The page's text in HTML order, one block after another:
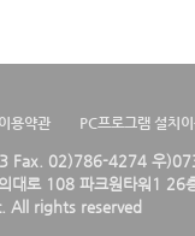
용약관 PC프로그램 설치
Fax. 02)786-4274 우
대로 108 파크원타워1 26
All rights reserved